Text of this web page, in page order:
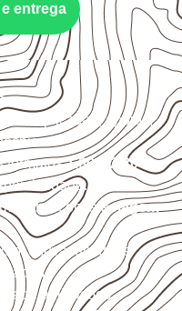
entrega
aplicação, apoios,
formatos1,60 × 2,20 m e
com aselagem
chuva, umidade
de aplicações